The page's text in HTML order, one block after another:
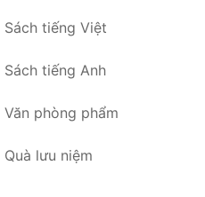
Sách tiếng Việt
Sách tiếng Anh
Văn phòng phẩm
Quà lưu niệm